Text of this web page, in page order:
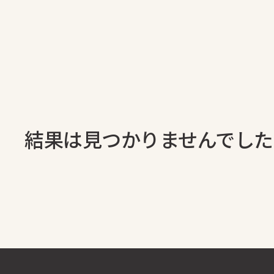
結果は見つかりませんでし